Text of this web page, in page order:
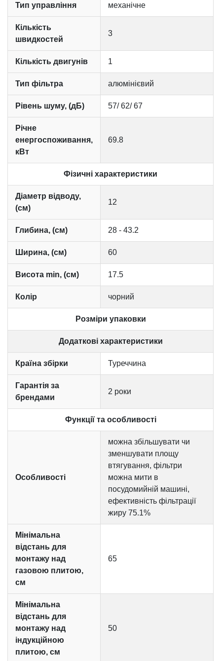
Тип управління механічне
Кількість
швидкостей
3
Кількість двигунів 1
Тип фільтра алюмінієвий
Рівень шуму, (дБ) 57/ 62/ 67
Річне
енергоспоживання,
кВт
69.8
Фізичні характеристики
Діаметр відводу,
(см)
12
Глибина, (см) 28 - 43.2
Ширина, (см) 60
Висота min, (см) 17.5
Колір чорний
Розміри упаковки
Додаткові характеристики
Країна збірки Туреччина
Гарантія за
брендами
2 роки
Функції та особливості
Особливості
можна збільшувати чи
зменшувати площу
втягування, фільтри
можна мити в
посудомийній машині,
ефективність фільтрації
жиру 75.1%
Мінімальна
відстань для
монтажу над
газовою плитою,
см
65
Мінімальна
відстань для
монтажу над
індукційною
плитою, см
50